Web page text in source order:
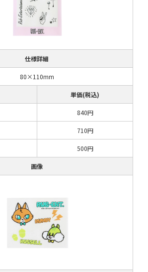
仕様詳細
80×110mm
単価(税込)
840円
710円
500円
画像